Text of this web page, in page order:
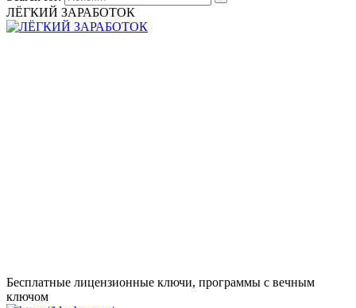
ЛЁГКИЙ ЗАРАБОТОК
Бесплатные лицензионные ключи, программы с вечным
ключом